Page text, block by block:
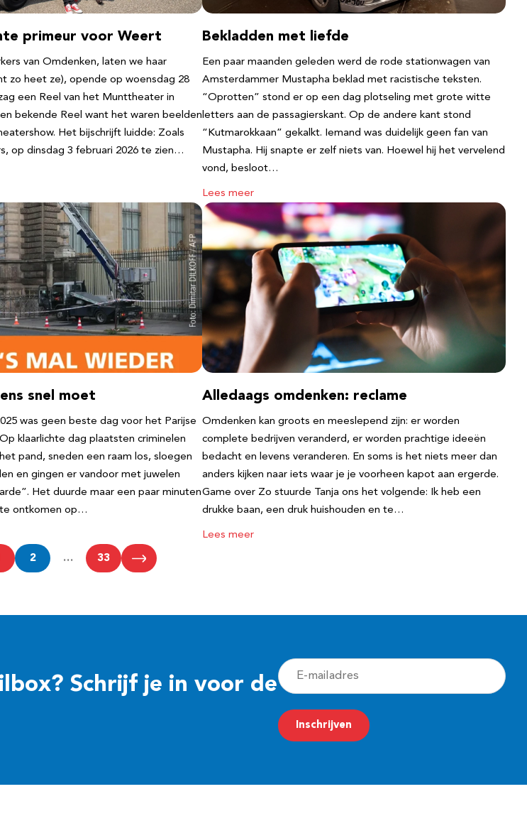
primeur voor Weert
van Omdenken, laten we haar
zo heet ze), opende op woensdag 28
een Reel van het Munttheater in
bekende Reel want het waren beelden
Het bijschrijft luidde: Zoals
op dinsdag 3 februari 2026 te zien…
Bekladden met liefde
Een paar maanden geleden werd de rode stationwagen van
Amsterdammer Mustapha beklad met racistische teksten.
“Oprotten” stond er op een dag plotseling met grote witte
letters aan de passagierskant. Op de andere kant stond
“Kutmarokkaan” gekalkt. Iemand was duidelijk geen fan van
Mustapha. Hij snapte er zelf niets van. Hoewel hij het vervelend
vond, besloot…
Lees meer
snel moet
was geen beste dag voor het Parijse
klaarlichte dag plaatsten criminelen
pand, sneden een raam los, sloegen
en gingen er vandoor met juwelen
Het duurde maar een paar minuten
ontkomen op…
Alledaags omdenken: reclame
Omdenken kan groots en meeslepend zijn: er worden
complete bedrijven veranderd, er worden prachtige ideeën
bedacht en levens veranderen. En soms is het niets meer dan
anders kijken naar iets waar je je voorheen kapot aan ergerde.
Game over Zo stuurde Tanja ons het volgende: Ik heb een
drukke baan, een druk huishouden en te…
Lees meer
2 … 33
Schrijf je in voor de
E
-
m
a
Inschrijven